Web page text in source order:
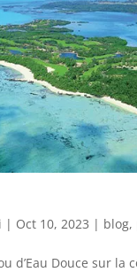
| Oct 10, 2023 | blog,
d’Eau Douce sur la